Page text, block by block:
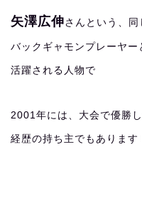
矢澤広伸さんという、同
バックギャモンプレーヤー
活躍される人物で
2001年には、大会で優勝
経歴の持ち主でもあります